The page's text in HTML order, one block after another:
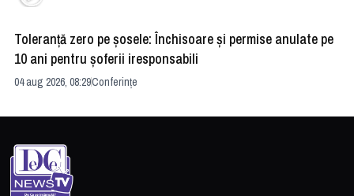
Toleranță zero pe șosele: Închisoare și permise anulate pe
10 ani pentru șoferii iresponsabili
04 aug 2026, 08:29Conferințe